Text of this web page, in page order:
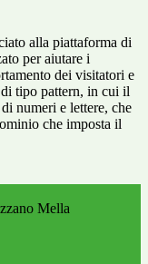
alla piattaforma di
per aiutare i
dei visitatori e
tipo pattern, in cui il
numeri e lettere, che
che imposta il
Mella